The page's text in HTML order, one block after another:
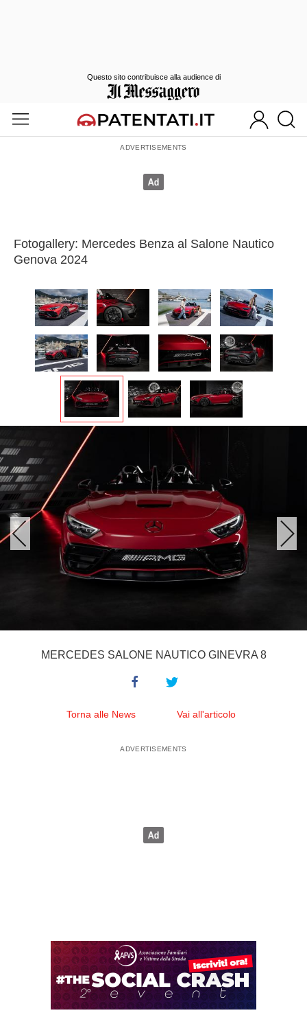
Fotogallery: Mercedes Benza al Salone Nautico
Genova 2024
MERCEDES SALONE NAUTICO GINEVRA 8
Torna alle News Vai all'articolo
Questo sito contribuisce alla audience di